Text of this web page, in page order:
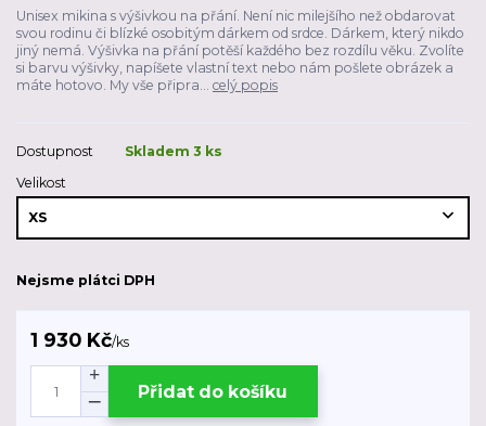
Unisex mikina s výšivkou na přání. Není nic milejšího než obdarovat
svou rodinu či blízké osobitým dárkem od srdce. Dárkem, který nikdo
jiný nemá. Výšivka na přání potěší každého bez rozdílu věku. Zvolíte
si barvu výšivky, napíšete vlastní text nebo nám pošlete obrázek a
máte hotovo. My vše připra... celý popis
Dostupnost
Skladem 3 ks
Velikost
Nejsme plátci DPH
1 930 Kč/ks
Přidat do košíku